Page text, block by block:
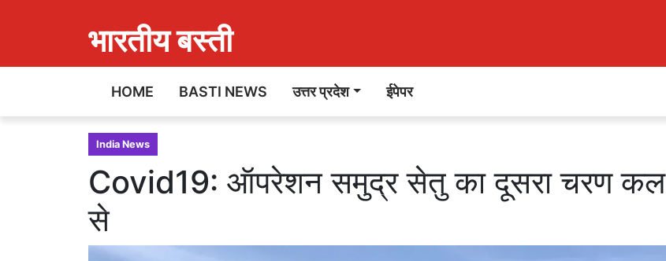
भारतीय बस्ती
HOME BASTI NEWS उत्तर प्रदेश ईपेपर
India News
Covid19: ऑपरेशन समुद्र सेतु का दूसरा चरण कल
से